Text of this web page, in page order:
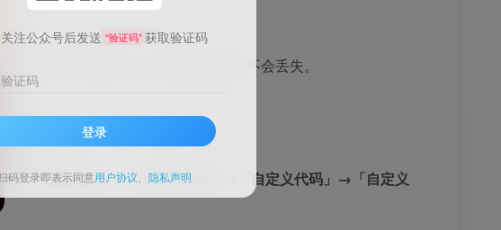
的自定义代码实现，升级主题时效果不会丢失。
件」
」→「主题设置」→「全局&功能」→「自定义代码」→「自定义
关注公众号后发送 “验证码” 获取验证码
证码
登录
码登录即表示同意用户协议 隐私声明